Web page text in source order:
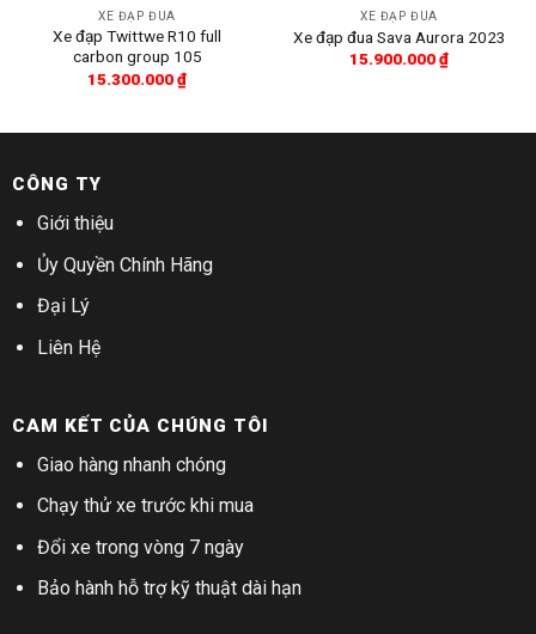
XE ĐẠP ĐUA
Xe đạp Twittwe R10 full
carbon group 105
15.300.000₫
XE ĐẠP ĐUA
Xe đạp đua Sava Aurora 2023
15.900.000₫
CÔNG TY
Giới thiệu
Ủy Quyền Chính Hãng
Đại Lý
Liên Hệ
CAM KẾT CỦA CHÚNG TÔI
Giao hàng nhanh chóng
Chạy thử xe trước khi mua
Đổi xe trong vòng 7 ngày
Bảo hành hỗ trợ kỹ thuật dài hạn